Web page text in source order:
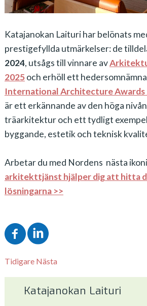
Katajanokan Laituri har belönats
prestigefyllda utmärkelser: de
2024, utsågs till vinnare av
2025och erhöll ett
International Architecture Awards
är ett erkännande av den höga
träarkitektur och ett tydligt
byggande, estetik och teknisk
Arbetar du med Nordens nästa
arkitekttjänst hjälper dig att hitta
lösningarna >>
Tidigare Nästa
Katajanokan Laituri